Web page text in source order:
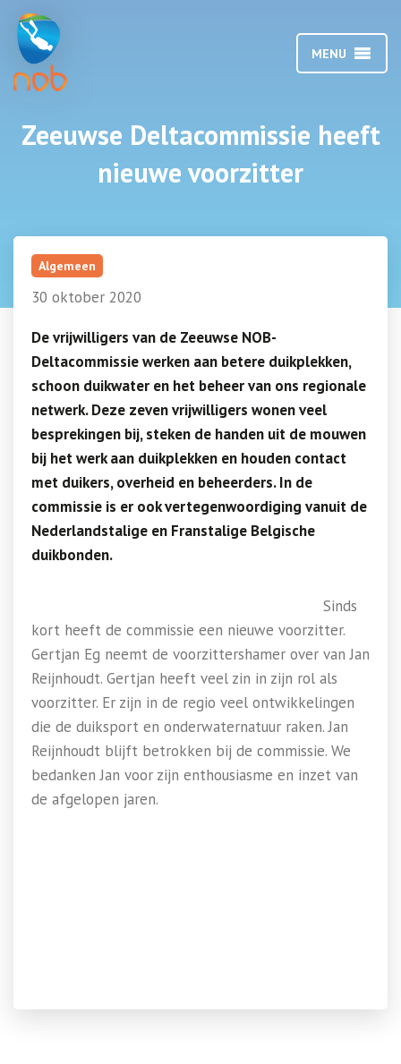
MENU
Zeeuwse Deltacommissie heeft
nieuwe voorzitter
Algemeen
30 oktober 2020
De vrijwilligers van de Zeeuwse NOB-
Deltacommissie werken aan betere duikplekken,
schoon duikwater en het beheer van ons regionale
netwerk. Deze zeven vrijwilligers wonen veel
besprekingen bij, steken de handen uit de mouwen
bij het werk aan duikplekken en houden contact
met duikers, overheid en beheerders. In de
commissie is er ook vertegenwoordiging vanuit de
Nederlandstalige en Franstalige Belgische
duikbonden.
Sinds
kort heeft de commissie een nieuwe voorzitter.
Gertjan Eg neemt de voorzittershamer over van Jan
Reijnhoudt. Gertjan heeft veel zin in zijn rol als
voorzitter. Er zijn in de regio veel ontwikkelingen
die de duiksport en onderwaternatuur raken. Jan
Reijnhoudt blijft betrokken bij de commissie. We
bedanken Jan voor zijn enthousiasme en inzet van
de afgelopen jaren.